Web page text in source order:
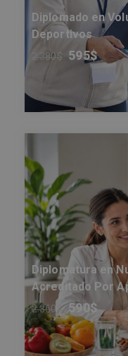
Diplomado en
Deportivos
2.380$ 595$
Diplomatura en
Acreditado Por
2.360 $ 590$